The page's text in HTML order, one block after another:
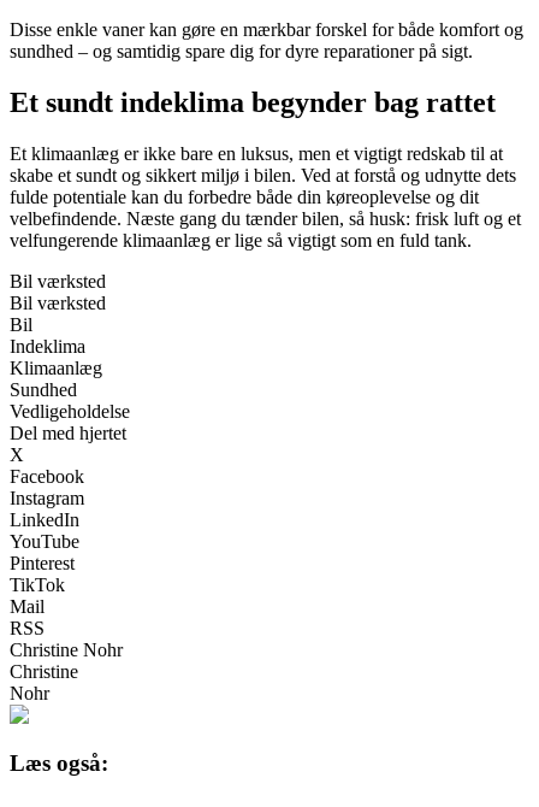
Disse enkle vaner kan gøre en mærkbar forskel for både komfort og
sundhed – og samtidig spare dig for dyre reparationer på sigt.
Et sundt indeklima begynder bag rattet
Et klimaanlæg er ikke bare en luksus, men et vigtigt redskab til at
skabe et sundt og sikkert miljø i bilen. Ved at forstå og udnytte dets
fulde potentiale kan du forbedre både din køreoplevelse og dit
velbefindende. Næste gang du tænder bilen, så husk: frisk luft og et
velfungerende klimaanlæg er lige så vigtigt som en fuld tank.
Bil værksted
Bil værksted
Bil
Indeklima
Klimaanlæg
Sundhed
Vedligeholdelse
Del med hjertet
X
Facebook
Instagram
LinkedIn
YouTube
Pinterest
TikTok
Mail
RSS
Christine Nohr
Christine
Nohr
Læs også: